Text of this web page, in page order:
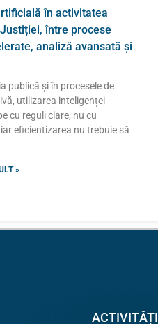
în activitatea
între procese
analiză avansată și
publică și în procesele de
utilizarea inteligenței
cu reguli clare, nu cu
eficientizarea nu trebuie să
»
ACTIVITĂȚI